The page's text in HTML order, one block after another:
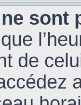
sont
de